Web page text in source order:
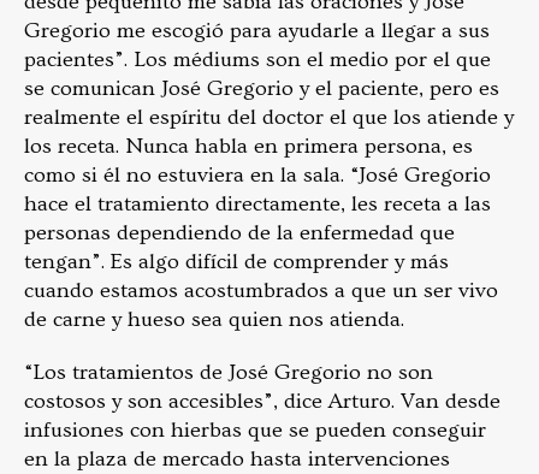
Gregorio me escogió para ayudarle a llegar a sus
pacientes”. Los médiums son el medio por el que
se comunican José Gregorio y el paciente, pero es
realmente el espíritu del doctor el que los atiende y
los receta. Nunca habla en primera persona, es
como si él no estuviera en la sala. “José Gregorio
hace el tratamiento directamente, les receta a las
personas dependiendo de la enfermedad que
tengan”. Es algo difícil de comprender y más
cuando estamos acostumbrados a que un ser vivo
de carne y hueso sea quien nos atienda.
“Los tratamientos de José Gregorio no son
costosos y son accesibles”, dice Arturo. Van desde
infusiones con hierbas que se pueden conseguir
en la plaza de mercado hasta intervenciones